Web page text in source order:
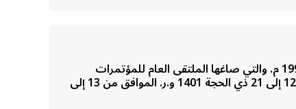
مؤتمر الشعب العام ،، تنفيذاً لقرارات المؤتمرات الشعبية الأساسية في دور انعقادها العادي الثاني لعام 1401 و.ر. الموافق 1991 م. والتي صاغها الملتقى العام للمؤتمرات
الشعبية واللجان الشعبية والنقابات والاتحادات والروابط المهنية (مؤتمر الشعب العام) في دور انعقاده العادي في الفترة من 12 إلى 21 ذي الحجة 1401 و.ر. الموافق من 13 إلى